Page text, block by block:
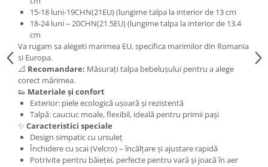
15-18 luni-19CHN(21EU) (lungime talpa la interior de 13 cm
18-24 luni – 20CHN(21.5EU) (lungime talpa la interior de 13.4
cm
Va rugam sa alegeti marimea EU, specifica marimilor din Romania
si Europa.
📐 Recomandare: Măsurați talpa bebelușului pentru a alege
corect mărimea.
👟 Materiale și confort
Exterior: piele ecologică ușoară și rezistentă
Talpă: cauciuc moale, flexibil, ideală pentru primii pași
✨ Caracteristici speciale
Design simpatic cu ursuleț
Închidere cu scai (Velcro) – încălțare și ajustare rapidă
Potrivite pentru băieței, perfecte pentru vară și joacă în aer